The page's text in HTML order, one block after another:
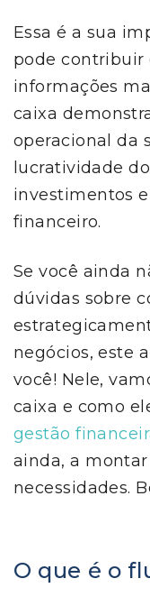
Essa é a sua
pode contribuir
informações
caixa
operacional da
lucratividade
investimentos
financeiro.
Se você ainda
dúvidas sobre
negócios, este
você! Nele,
caixa e como
gestão
ainda, a
necessidades.
O que é o